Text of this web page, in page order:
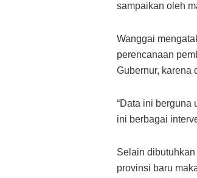
sampaikan oleh
Wanggai
perencanaan
Gubernur, karena
“Data ini berguna
ini berbagai
Selain
provinsi baru